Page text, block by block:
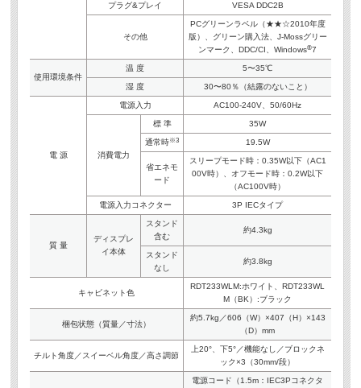
プラグ&プレイ VESA DDC2B
その他
PCグリーンラベル（★★☆2010年度
版）、グリーン購入法、J-Mossグリー
ンマーク、DDC/CI、Windows®7
使用環境条件
温 度 5〜35℃
湿 度 30〜80％（結露のないこと）
電 源
電源入力 AC100-240V、50/60Hz
消費電力
標 準 35W
通常時※3 19.5W
省エネモ
ード
スリープモード時：0.35W以下（AC1
00V時）、オフモード時：0.2W以下
（AC100V時）
電源入力コネクター 3P IECタイプ
質 量
ディスプレ
イ本体
スタンド
含む
約4.3kg
スタンド
なし
約3.8kg
キャビネット色
RDT233WLM:ホワイト、RDT233WL
M（BK）:ブラック
梱包状態（質量／寸法）
約5.7kg／606（W）×407（H）×143
（D）mm
チルト角度／スイーベル角度／高さ調節
上20°、下5°／機能なし／ブロックネ
ック×3（30mm/段）
電源コード（1.5m：IEC3Pコネクタ